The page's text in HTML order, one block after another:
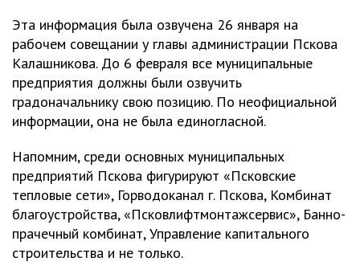
Эта информация была озвучена 26 января на
рабочем совещании у главы администрации Пскова
Калашникова. До 6 февраля все муниципальные
предприятия должны были озвучить
градоначальнику свою позицию. По неофициальной
информации, она не была единогласной.
Напомним, среди основных муниципальных
предприятий Пскова фигурируют «Псковские
тепловые сети», Горводоканал г. Пскова, Комбинат
благоустройства, «Псковлифтмонтажсервис», Банно-
прачечный комбинат, Управление капитального
строительства и не только.